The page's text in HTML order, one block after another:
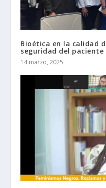
Bioética en la calidad
seguridad del paciente
14 marzo, 2025